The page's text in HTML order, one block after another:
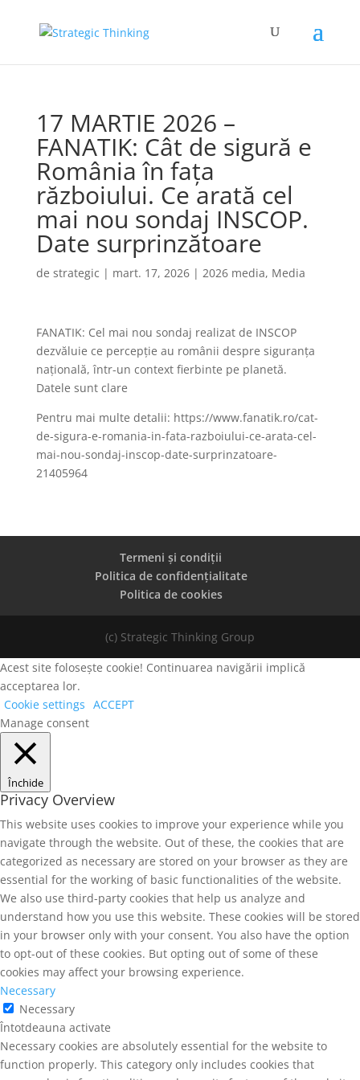
17 MARTIE 2026 –
FANATIK: Cât de sigură e
România în fața
războiului. Ce arată cel
mai nou sondaj INSCOP.
Date surprinzătoare
de strategic | mart. 17, 2026| 2026 media, Media
FANATIK: Cel mai nou sondaj realizat de INSCOP
dezvăluie ce percepție au românii despre siguranța
națională, într-un context fierbinte pe planetă.
Datele sunt clare
Pentru mai multe detalii: https://www.fanatik.ro/cat-
de-sigura-e-romania-in-fata-razboiului-ce-arata-cel-
mai-nou-sondaj-inscop-date-surprinzatoare-
21405964
Termeni și condiții
Politica de confidențialitate
Politica de cookies
(c) Strategic Thinking Group
Acest site folosește cookie! Continuarea navigării implică
acceptarea lor.
Cookie settings ACCEPT
Manage consent
Închide
Privacy Overview
This website uses cookies to improve your experience while you
navigate through the website. Out of these, the cookies that are
categorized as necessary are stored on your browser as they are
essential for the working of basic functionalities of the website.
We also use third-party cookies that help us analyze and
understand how you use this website. These cookies will be stored
in your browser only with your consent. You also have the option
to opt-out of these cookies. But opting out of some of these
cookies may affect your browsing experience.
Necessary
Necessary
Întotdeauna activate
Necessary cookies are absolutely essential for the website to
function properly. This category only includes cookies that